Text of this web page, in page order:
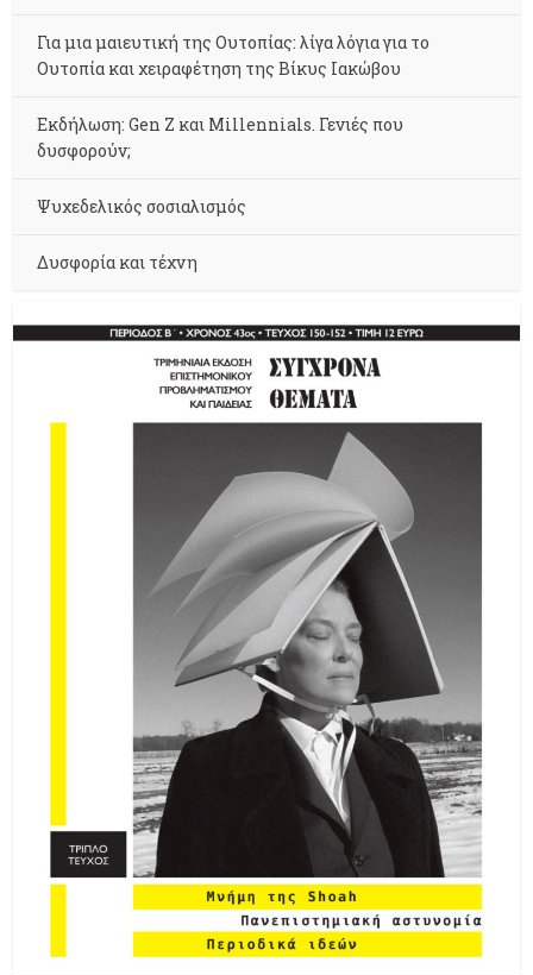
Για μια μαιευτική της Ουτοπίας: λίγα λόγια για το
Ουτοπία και χειραφέτηση της Βίκυς Ιακώβου
Εκδήλωση: Gen Z και Millennials. Γενιές που
δυσφορούν;
Ψυχεδελικός σοσιαλισμός
Δυσφορία και τέχνη